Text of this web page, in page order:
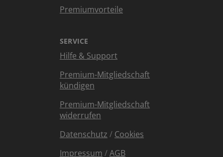
Premiumvorteile
SERVICE
Hilfe & Support
Premium-Mitgliedschaft
kündigen
Premium-Mitgliedschaft
widerrufen
Datenschutz / Cookies
Impressum /AGB